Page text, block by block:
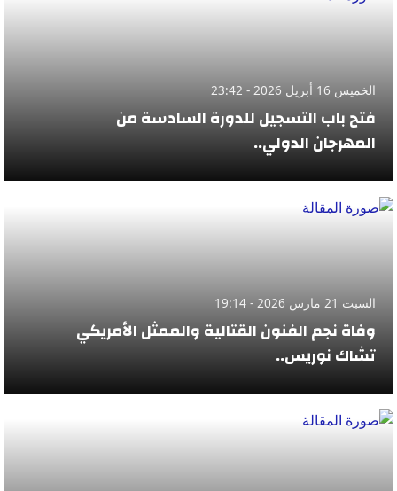
الخميس 16 أبريل 2026 - 23:42
فتح باب التسجيل للدورة السادسة من
المهرجان الدولي..
السبت 21 مارس 2026 - 19:14
وفاة نجم الفنون القتالية والممثل الأمريكي
تشاك نوريس..